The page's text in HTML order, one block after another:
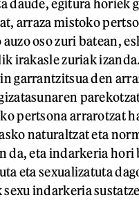
daude, egitura horiek
arraza mistoko
oso zuri batean,
irakasle zuriak
garrantzitsua den
pertsona arrarotzat
naturaltzat eta
da, eta indarkeria hori
eta sexualizatuta
indarkeria